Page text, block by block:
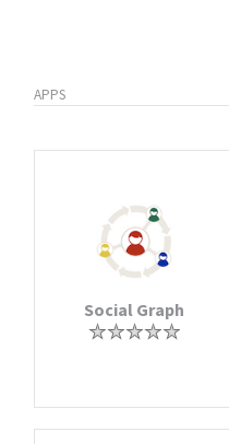
APPS
Social Graph